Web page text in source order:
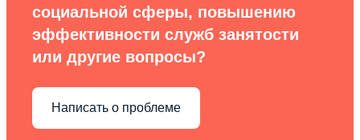
социальной сферы, повышению
эффективности служб занятости
или другие вопросы?
Написать о проблеме